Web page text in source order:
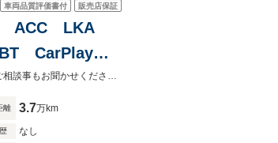
車両品質評価書付 販売店保証
B ACC LKA
BT CarPlay
ヘッドライト
お車の車両状態（装備内容）は店舗までお電話お待ちしております。029-240-3361。ご不明点やご相談事もお聞かせください。全国納車対応可能、各種ロ-ンプランもご用意しております。
離 3.7万km
なし